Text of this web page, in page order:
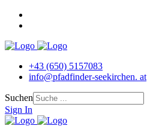
+43 (650) 5157083
info@pfadfinder‐seekirchen. at
Suchen
Sign In